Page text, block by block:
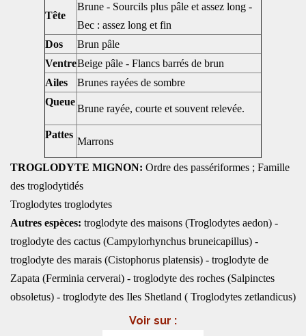
Tête
Brune - Sourcils plus pâle et assez long -
Bec : assez long et fin
Dos
Brun pâle
VentreBeige pâle - Flancs barrés de brun
Ailes
Brunes rayées de sombre
Queue
Brune rayée, courte et souvent relevée.
Pattes
Marrons
TROGLODYTE MIGNON: Ordre des passériformes ; Famille
des troglodytidés
Troglodytes troglodytes
Autres espèces: troglodyte des maisons (Troglodytes aedon) -
troglodyte des cactus (Campylorhynchus bruneicapillus) -
troglodyte des marais (Cistophorus platensis) - troglodyte de
Zapata (Ferminia cerverai) - troglodyte des roches (Salpinctes
obsoletus) - troglodyte des Iles Shetland ( Troglodytes zetlandicus)
Voir sur :